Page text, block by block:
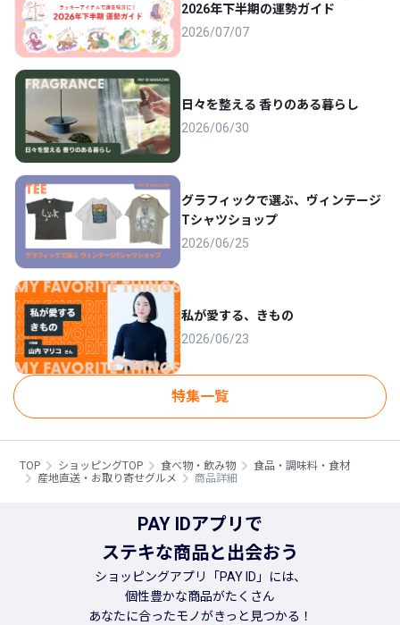
2026年下半期の運勢ガイド
2026/07/07
日々を整える 香りのある暮らし
2026/06/30
グラフィックで選ぶ、ヴィンテージ
Tシャツショップ
2026/06/25
私が愛する、きもの
2026/06/23
特集一覧
TOP ショッピングTOP 食べ物・飲み物
食品・調味料・食材
産地直送・お取り寄せグルメ
商品詳細
PAY IDアプリで
ステキな商品と出会おう
ショッピングアプリ「PAY ID」には、
個性豊かな商品がたくさん
あなたに合ったモノがきっと見つかる！